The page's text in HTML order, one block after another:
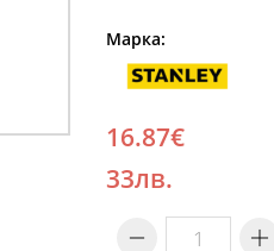
Марка:
16.87€
33лв.